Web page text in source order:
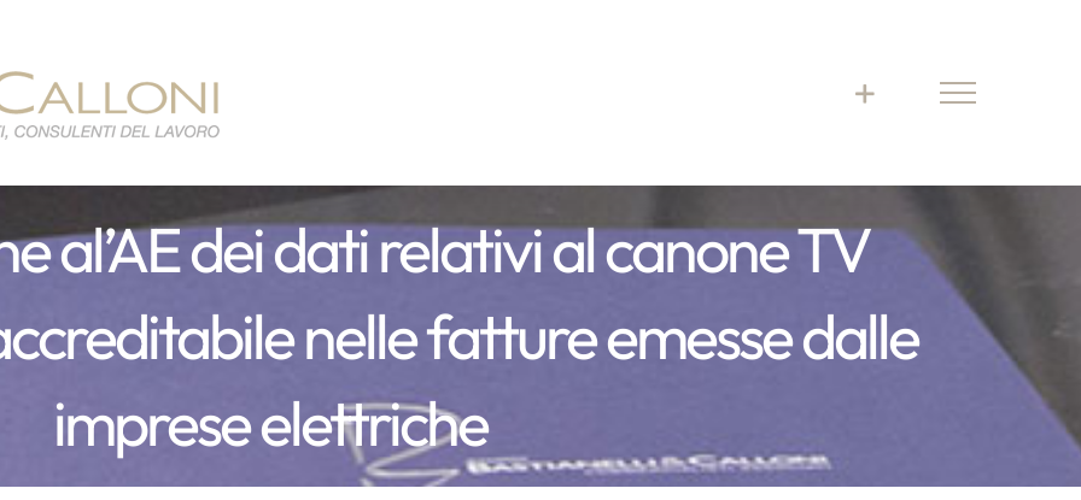
al’AE dei dati relativi al canone TV
nelle fatture emesse dalle
imprese elettriche